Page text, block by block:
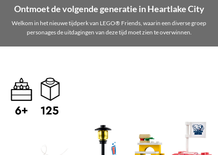
Ontmoet de volgende generatie in Heartlake City
Welkom in het nieuwe tijdperk van LEGO® Friends, waarin een diverse groep
personages de uitdagingen van deze tijd moet zien te overwinnen.